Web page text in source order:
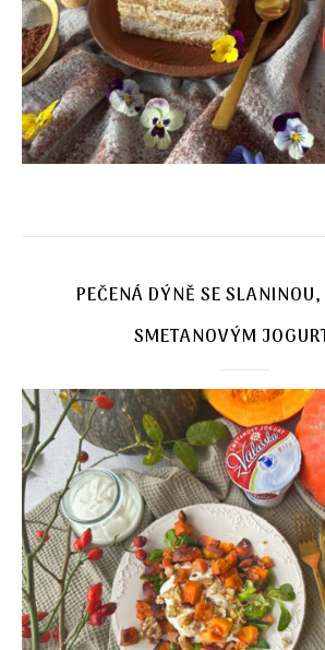
PEČENÁ DÝNĚ SE
SMETANOVÝM